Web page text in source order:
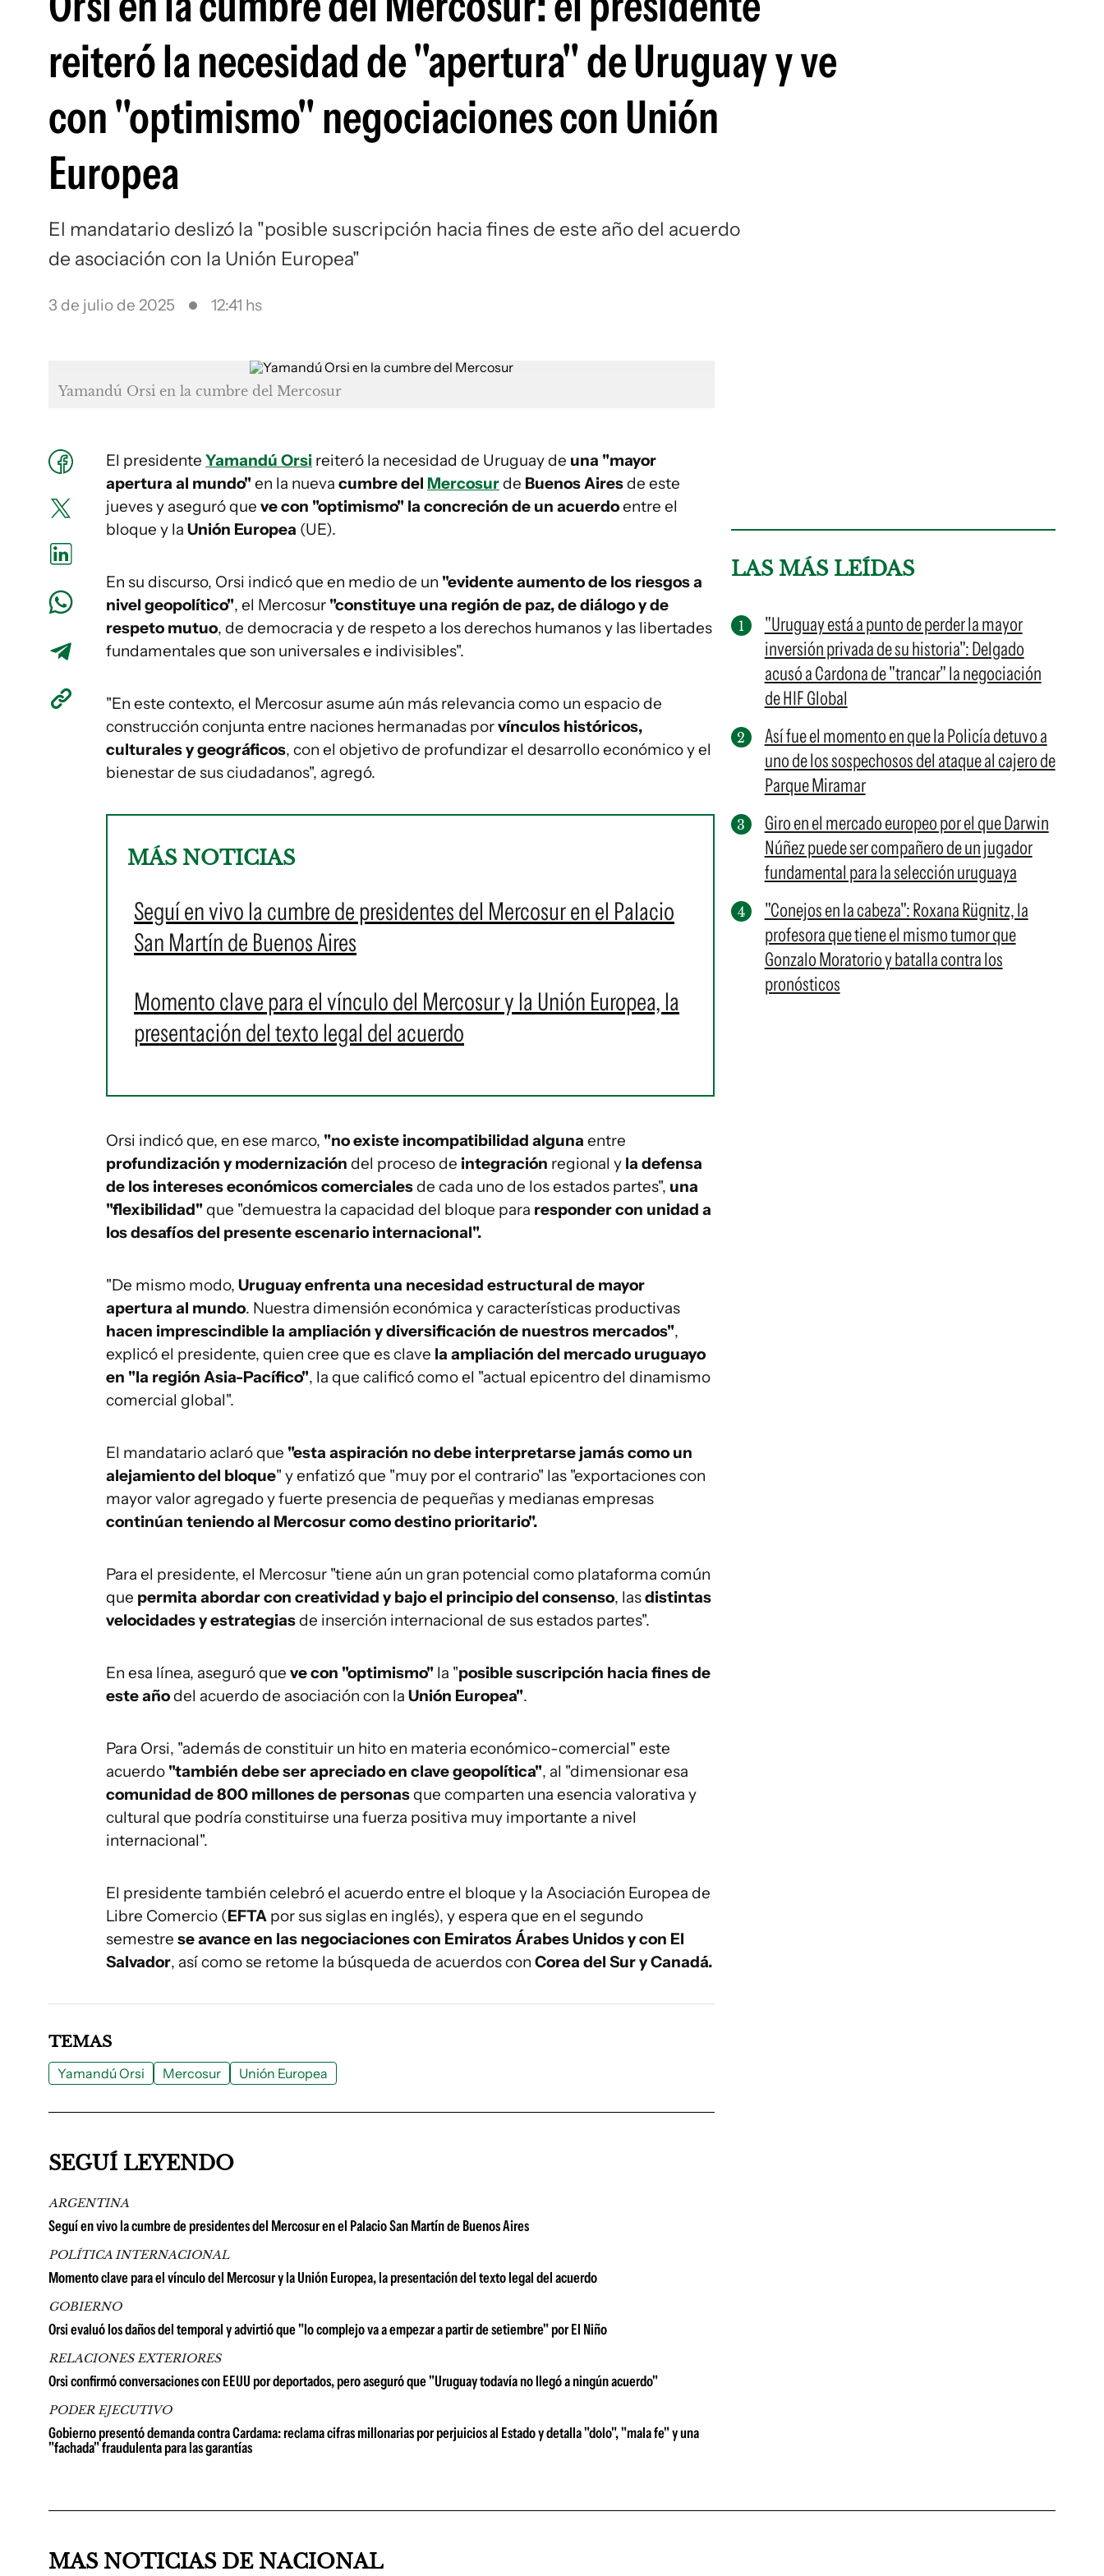
reiteró la necesidad de "apertura" de Uruguay y ve
con "optimismo" negociaciones con Unión
Europea
El mandatario deslizó la "posible suscripción hacia fines de este año del acuerdo
de asociación con la Unión Europea"
3 de julio de 2025 12:41 hs
Yamandú Orsi en la cumbre del Mercosur
El presidente Yamandú Orsi reiteró la necesidad de Uruguay de una "mayor
apertura al mundo"en la nueva cumbre del Mercosurde Buenos Airesde este
jueves y aseguró que ve con "optimismo" la concreción de un acuerdoentre el
bloque y la Unión Europea (UE).
En su discurso, Orsi indicó que en medio de un "evidente aumento de los riesgos a
nivel geopolítico", el Mercosur "constituye una región de paz, de diálogo y de
respeto mutuo, de democracia y de respeto a los derechos humanos y las libertades
fundamentales que son universales e indivisibles".
"En este contexto, el Mercosur asume aún más relevancia como un espacio de
construcción conjunta entre naciones hermanadas porvínculos históricos,
culturales y geográficos, con el objetivo de profundizar el desarrollo económico y el
bienestar de sus ciudadanos", agregó.
MÁS NOTICIAS
Seguí en vivo la cumbre de presidentes del Mercosur en el Palacio
San Martín de Buenos Aires
Momento clave para el vínculo del Mercosur y la Unión Europea, la
presentación del texto legal del acuerdo
Orsi indicó que, en ese marco, "no existe incompatibilidad alguna entre
profundización y modernización del proceso de integración regional y la defensa
de los intereses económicos comercialesde cada uno de los estados partes", una
"flexibilidad"que "demuestra la capacidad del bloque para responder con unidad a
los desafíos del presente escenario internacional".
"De mismo modo, Uruguay enfrenta una necesidad estructural de mayor
apertura al mundo. Nuestra dimensión económica y características productivas
hacen imprescindible la ampliación y diversificación de nuestros mercados",
explicó el presidente, quien cree que es clave la ampliación del mercado uruguayo
en "la región Asia-Pacífico", la que calificó como el "actual epicentro del dinamismo
comercial global".
El mandatario aclaró que "esta aspiración no debe interpretarse jamás como un
alejamiento del bloque" y enfatizó que "muy por el contrario" las "exportaciones con
mayor valor agregado y fuerte presencia de pequeñas y medianas empresas
continúan teniendo al Mercosur como destino prioritario".
Para el presidente, el Mercosur "tiene aún un gran potencial como plataforma común
que permita abordar con creatividad y bajo el principio del consenso, lasdistintas
velocidades y estrategiasde inserción internacional de sus estados partes".
En esa línea, aseguró que ve con "optimismo" la "posible suscripción hacia fines de
este añodel acuerdo de asociación con la Unión Europea".
Para Orsi, "además de constituir un hito en materia económico-comercial" este
acuerdo "también debe ser apreciado en clave geopolítica", al "dimensionar esa
comunidad de 800 millones de personasque comparten una esencia valorativa y
cultural que podría constituirse una fuerza positiva muy importante a nivel
internacional".
El presidente también celebró el acuerdo entre el bloque y la Asociación Europea de
Libre Comercio (EFTA por sus siglas en inglés), y espera que en el segundo
semestre se avance en las negociaciones con Emiratos Árabes Unidos y con El
Salvador, así como se retome la búsqueda de acuerdos con Corea del Sur y Canadá.
LAS MÁS LEÍDAS
"Uruguay está a punto de perder la mayor
inversión privada de su historia": Delgado
acusó a Cardona de "trancar" la negociación
de HIF Global
Así fue el momento en que la Policía detuvo a
uno de los sospechosos del ataque al cajero de
Parque Miramar
Giro en el mercado europeo por el que Darwin
Núñez puede ser compañero de un jugador
fundamental para la selección uruguaya
"Conejos en la cabeza": Roxana Rügnitz, la
profesora que tiene el mismo tumor que
Gonzalo Moratorio y batalla contra los
pronósticos
TEMAS
Yamandú Orsi Mercosur Unión Europea
SEGUÍ LEYENDO
ARGENTINA
Seguí en vivo la cumbre de presidentes del Mercosur en el Palacio San Martín de Buenos Aires
POLÍTICA INTERNACIONAL
Momento clave para el vínculo del Mercosur y la Unión Europea, la presentación del texto legal del acuerdo
GOBIERNO
Orsi evaluó los daños del temporal y advirtió que "lo complejo va a empezar a partir de setiembre" por El Niño
RELACIONES EXTERIORES
Orsi confirmó conversaciones con EEUU por deportados, pero aseguró que "Uruguay todavía no llegó a ningún acuerdo"
PODER EJECUTIVO
Gobierno presentó demanda contra Cardama: reclama cifras millonarias por perjuicios al Estado y detalla "dolo", "mala fe" y una
"fachada" fraudulenta para las garantías
MAS NOTICIAS DE NACIONAL